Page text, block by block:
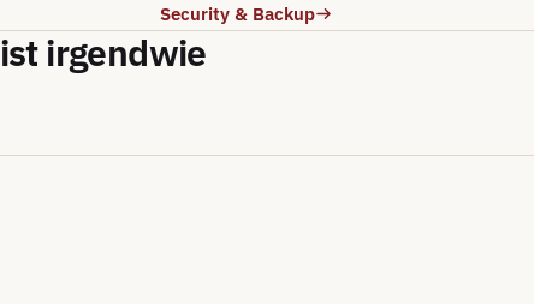
Security & Backup
irgendwie